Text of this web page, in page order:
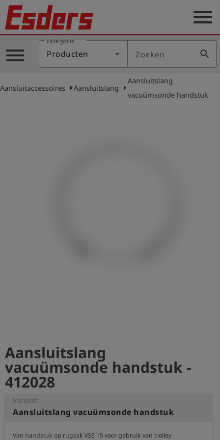
Sectoren
Blog
Producten
menu
menu
categorie
Producten Zoeken search
Aansluitaccessoires arrow_rightAansluitslang arrow_right
Aansluitslang
vacuümsonde handstuk
Aansluitslang
vacuümsonde handstuk -
412028
Variant:
Aansluitslang vacuümsonde handstuk
Van handstuk op rugzak VSS 15 voor gebruik van trolley